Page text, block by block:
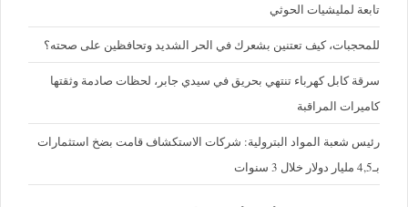
تابعة لمليشيات الحوثي
للمحجبات، كيف تعتنين بشعرك في الحر الشديد وتحافظين على صحته؟
سرقة كابل كهرباء تنتهي بحريق في سيدي جابر، لحظات صادمة وثقتها
كاميرات المراقبة
رئيس شعبة المواد البترولية: شركات الاستكشاف قامت بضخ استثمارات
بـ4,5 مليار دولار خلال 3 سنوات